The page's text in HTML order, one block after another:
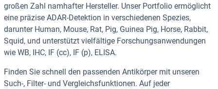
großen Zahl namhafter Hersteller. Unser Portfolio ermöglicht
eine präzise ADAR-Detektion in verschiedenen Spezies,
darunter Human, Mouse, Rat, Pig, Guinea Pig, Horse, Rabbit,
Squid, und unterstützt vielfältige Forschungsanwendungen
wie WB, IHC, IF (cc), IF (p), ELISA.
Finden Sie schnell den passenden Antikörper mit unseren
Such-, Filter- und Vergleichsfunktionen. Auf jeder